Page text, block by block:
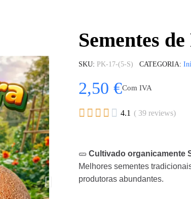
Sementes
SKU PK-17-(5-S) CATEGORIA
2,50 €Com IVA
     4.1 ( 39 reviews)
🥒 Cultivado organicamente
Melhores sementes
produtoras abundantes.